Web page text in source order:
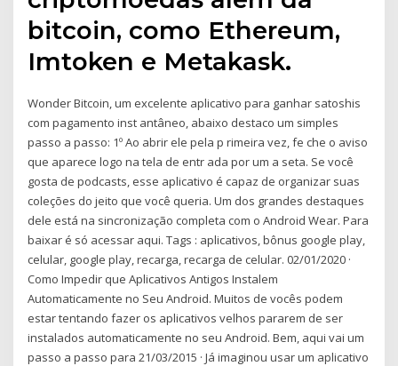
bitcoin, como Ethereum,
Imtoken e Metakask.
Wonder Bitcoin, um excelente aplicativo para ganhar satoshis
com pagamento inst antâneo, abaixo destaco um simples
passo a passo: 1º Ao abrir ele pela p rimeira vez, fe che o aviso
que aparece logo na tela de entr ada por um a seta. Se você
gosta de podcasts, esse aplicativo é capaz de organizar suas
coleções do jeito que você queria. Um dos grandes destaques
dele está na sincronização completa com o Android Wear. Para
baixar é só acessar aqui. Tags : aplicativos, bônus google play,
celular, google play, recarga, recarga de celular. 02/01/2020 ·
Como Impedir que Aplicativos Antigos Instalem
Automaticamente no Seu Android. Muitos de vocês podem
estar tentando fazer os aplicativos velhos pararem de ser
instalados automaticamente no seu Android. Bem, aqui vai um
passo a passo para 21/03/2015 · Já imaginou usar um aplicativo